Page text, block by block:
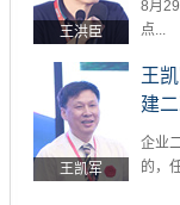
王洪臣
8月
点...
王凯军
王
建
企业
的，